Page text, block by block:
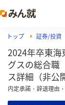
トップ 証券/投資
2024年卒東海
グスの総合職
ス詳細（非公
内定承諾・辞退理由